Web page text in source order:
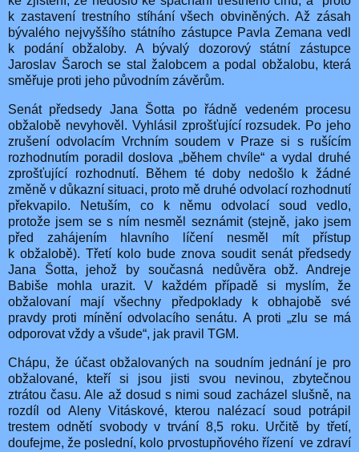
k zastavení trestního stíhání všech obviněných. Až zásah
bývalého nejvyššího státního zástupce Pavla Zemana vedl
k podání obžaloby. A bývalý dozorový státní zástupce
Jaroslav Šaroch se stal žalobcem a podal obžalobu, která
směřuje proti jeho původním závěrům.
Senát předsedy Jana Šotta po řádně vedeném procesu
obžalobě nevyhověl. Vyhlásil zprošťující rozsudek. Po jeho
zrušení odvolacím Vrchním soudem v Praze si s rušícím
rozhodnutím poradil doslova „během chvíle“ a vydal druhé
zprošťující rozhodnutí. Během té doby nedošlo k žádné
změně v důkazní situaci, proto mě druhé odvolací rozhodnutí
překvapilo. Netuším, co k němu odvolací soud vedlo,
protože jsem se s ním nesměl seznámit (stejně, jako jsem
před zahájením hlavního líčení nesměl mít přístup
k obžalobě). Třetí kolo bude znova soudit senát předsedy
Jana Šotta, jehož by současná nedůvěra obž. Andreje
Babiše mohla urazit. V každém případě si myslím, že
obžalovaní mají všechny předpoklady k obhajobě své
pravdy proti mínění odvolacího senátu. A proti „zlu se má
odporovat vždy a všude“, jak pravil TGM.
Chápu, že účast obžalovaných na soudním jednání je pro
obžalované, kteří si jsou jisti svou nevinou, zbytečnou
ztrátou času. Ale až dosud s nimi soud zacházel slušně, na
rozdíl od Aleny Vitáskové, kterou nalézací soud potrápil
trestem odnětí svobody v trvání 8,5 roku. Určitě by třetí,
doufejme, že poslední, kolo prvostupňového řízení ve zdraví